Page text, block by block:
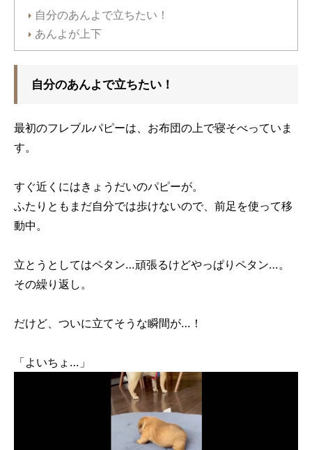
自分のあんよで立ちたい！
あんよが上下
自分のあんよで立ちたい！
最初のフレブルパピーは、お布団の上で寝そべっていま
す。
すぐ近くにはきょうだいのパピーが。
ふたりともまだ自分では歩けないので、前足を使って移
動中。
立とうとしてはペタン…頑張るけどやっぱりペタン…。
その繰り返し。
だけど、ついに立てそうな瞬間が…！
「よいちょ…」